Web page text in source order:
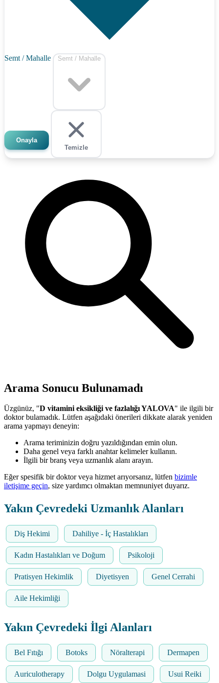
Semt / Mahalle Semt / Mahalle
Onayla
Temizle
Arama Sonucu Bulunamadı
Üzgünüz, "D vitamini eksikliği ve fazlalığı YALOVA" ile ilgili bir
doktor bulamadık. Lütfen aşağıdaki önerileri dikkate alarak yeniden
arama yapmayı deneyin:
Arama teriminizin doğru yazıldığından emin olun.
Daha genel veya farklı anahtar kelimeler kullanın.
İlgili bir branş veya uzmanlık alanı arayın.
Eğer spesifik bir doktor veya hizmet arıyorsanız, lütfen bizimle
iletişime geçin, size yardımcı olmaktan memnuniyet duyarız.
Yakın Çevredeki Uzmanlık Alanları
Diş Hekimi Dahiliye - İç Hastalıkları
Kadın Hastalıkları ve Doğum Psikoloji
Pratisyen Hekimlik Diyetisyen Genel Cerrahi
Aile Hekimliği
Yakın Çevredeki İlgi Alanları
Bel Fıtığı Botoks Nöralterapi Dermapen
Auriculotherapy Dolgu Uygulamasi Usui Reiki